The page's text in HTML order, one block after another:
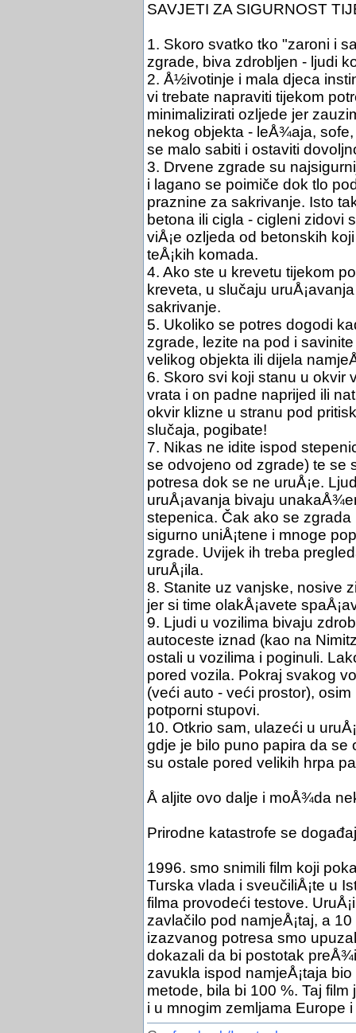
SAVJETI ZA SIGURNOST
1. Skoro svatko tko "zaroni i
zgrade, biva zdrobljen - ljudi
2. Å½ivotinje i mala djeca
vi trebate napraviti tijekom
minimalizirati ozljede jer
nekog objekta - leÅ¾aja,
se malo sabiti i ostaviti
3. Drvene zgrade su
i lagano se poimiče dok tlo
praznine za sakrivanje. Isto
betona ili cigla - cigleni zidovi
viÅ¡e ozljeda od betonskih
teÅ¡kih komada.
4. Ako ste u krevetu tijekom
kreveta, u slučaju
sakrivanje.
5. Ukoliko se potres dogodi
zgrade, lezite na pod i
velikog objekta ili dijela
6. Skoro svi koji stanu u okvir
vrata i on padne naprijed ili
okvir klizne u stranu pod
slučaja, pogibate!
7. Nikas ne idite ispod
se odvojeno od zgrade) te se
potresa dok se ne uruÅ¡e.
uruÅ¡avanja bivaju
stepenica. Čak ako se zgrada
sigurno uniÅ¡tene i mnoge
zgrade. Uvijek ih treba
uruÅ¡ila.
8. Stanite uz vanjske, nosive
jer si time olakÅ¡avete
9. Ljudi u vozilima bivaju
autoceste iznad (kao na
ostali u vozilima i poginuli.
pored vozila. Pokraj svakog
(veći auto - veći prostor),
potporni stupovi.
10. Otkrio sam, ulazeći u
gdje je bilo puno papira da se
su ostale pored velikih hrpa
Å aljite ovo dalje i moÅ¾da
Prirodne katastrofe se
1996. smo snimili film koji
Turska vlada i sveučiliÅ¡te u
filma provodeći testove.
zavlačilo pod namjeÅ¡taj, a
izazvanog potresa smo
dokazali da bi postotak
zavukla ispod namjeÅ¡taja
metode, bila bi 100 %. Taj
i u mnogim zemljama Europe